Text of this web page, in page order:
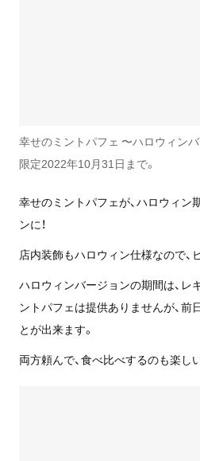
幸せのミントパフェ 〜ハロウィン
限定2022年10月31日まで。
幸せのミントパフェが、ハロウィン
ンに！
店内装飾もハロウィン仕様なので、
ハロウィンバージョンの期間は、レ
ントパフェは提供ありませんが、前
とが出来ます。
両方頼んで、食べ比べするのも楽し